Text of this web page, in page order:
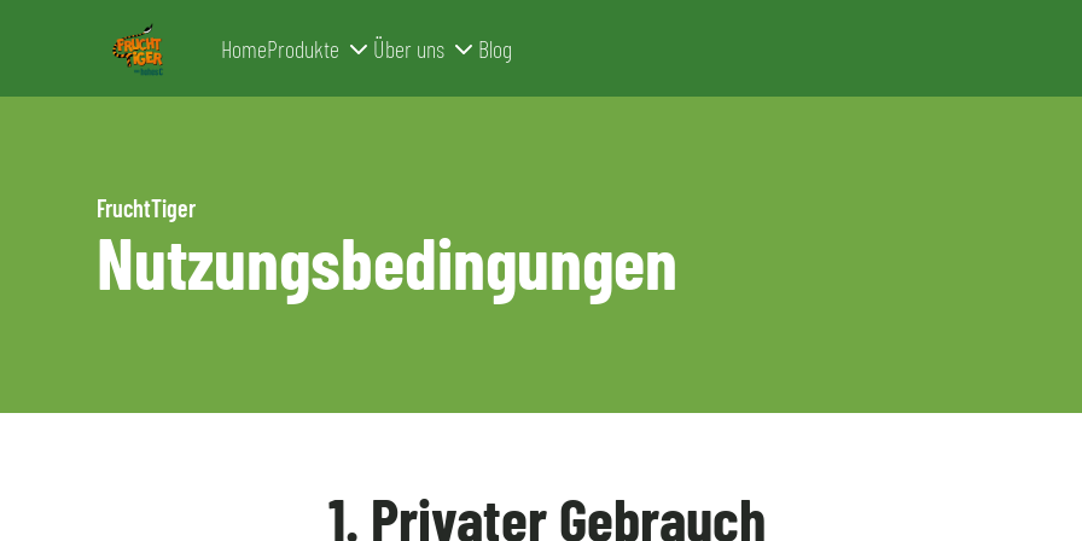
Zum Inhalt springen
HomeProdukte Über uns Blog
FruchtTiger
Nutzungsbedingungen
1. Privater Gebrauch